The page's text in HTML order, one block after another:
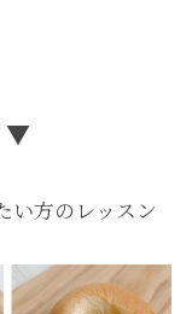
▼
い方のレッスン